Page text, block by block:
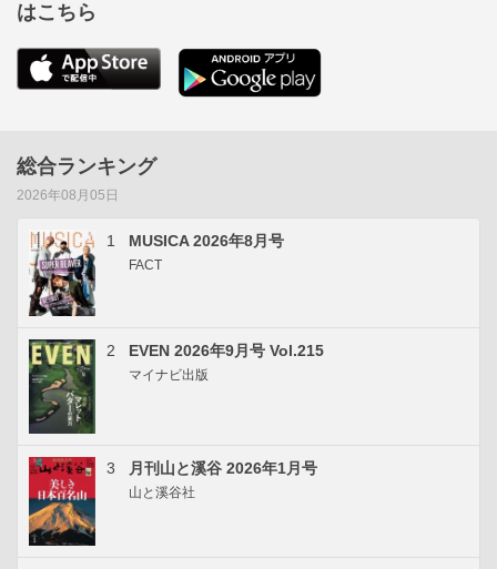
はこちら
総合ランキング
2026年08月05日
1 MUSICA 2026年8月号
FACT
2 EVEN 2026年9月号 Vol.215
マイナビ出版
3 月刊山と溪谷 2026年1月号
山と溪谷社